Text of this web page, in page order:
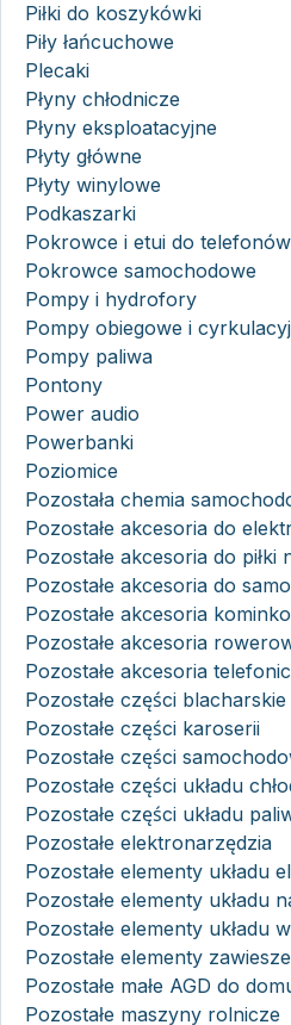
Piłki do koszykówki
Piły łańcuchowe
Plecaki
Płyny chłodnicze
Płyny eksploatacyjne
Płyty główne
Płyty winylowe
Podkaszarki
Pokrowce i etui do telefonów
Pokrowce samochodowe
Pompy i hydrofory
Pompy obiegowe i
Pompy paliwa
Pontony
Power audio
Powerbanki
Poziomice
Pozostała chemia
Pozostałe akcesoria do
Pozostałe akcesoria do piłki
Pozostałe akcesoria do
Pozostałe akcesoria
Pozostałe akcesoria
Pozostałe akcesoria
Pozostałe części blacharskie
Pozostałe części karoserii
Pozostałe części
Pozostałe części układu
Pozostałe części układu
Pozostałe elektronarzędzia
Pozostałe elementy układu
Pozostałe elementy układu
Pozostałe elementy układu
Pozostałe elementy
Pozostałe małe AGD do
Pozostałe maszyny rolnicze